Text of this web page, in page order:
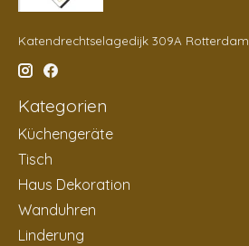
Katendrechtselagedijk 309A Rotterdam
Kategorien
Küchengeräte
Tisch
Haus Dekoration
Wanduhren
Linderung